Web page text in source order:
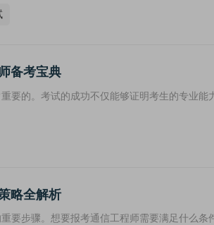
备考宝典
要的。考试的成功不仅能够证明考生的专业能
略全解析
要步骤。想要报考通信工程师需要满足什么条